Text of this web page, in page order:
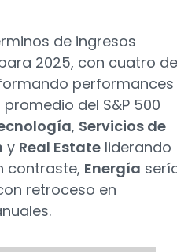
de ingresos
2025, con cuatro de
performances
del S&P 500
, Servicios de
y Real Estate liderando
contraste, Energía
retroceso en